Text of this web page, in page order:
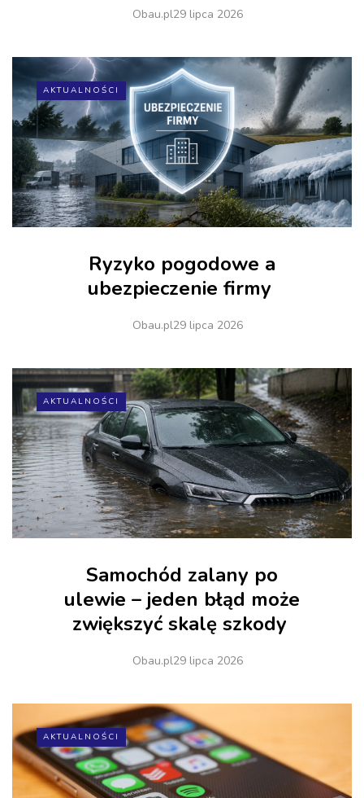
Obau.pl29 lipca 2026
AKTUALNOŚCI
Ryzyko pogodowe a
ubezpieczenie firmy
Obau.pl29 lipca 2026
AKTUALNOŚCI
Samochód zalany po
ulewie – jeden błąd może
zwiększyć skalę szkody
Obau.pl29 lipca 2026
AKTUALNOŚCI